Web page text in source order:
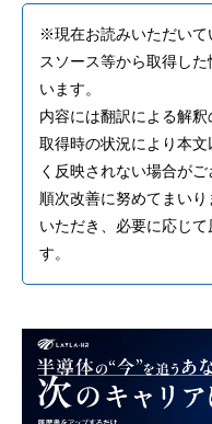
※現在お読みいただいて
スソース等から取得し
います。
内容には翻訳による解
取得時の状況により本
く反映されない場合がご
順次改善に努めてまい
いただき、必要に応じ
す。